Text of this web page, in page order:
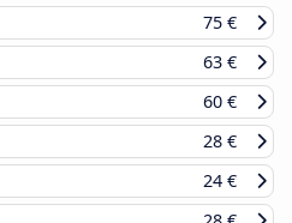
75 €
63 €
60 €
28 €
24 €